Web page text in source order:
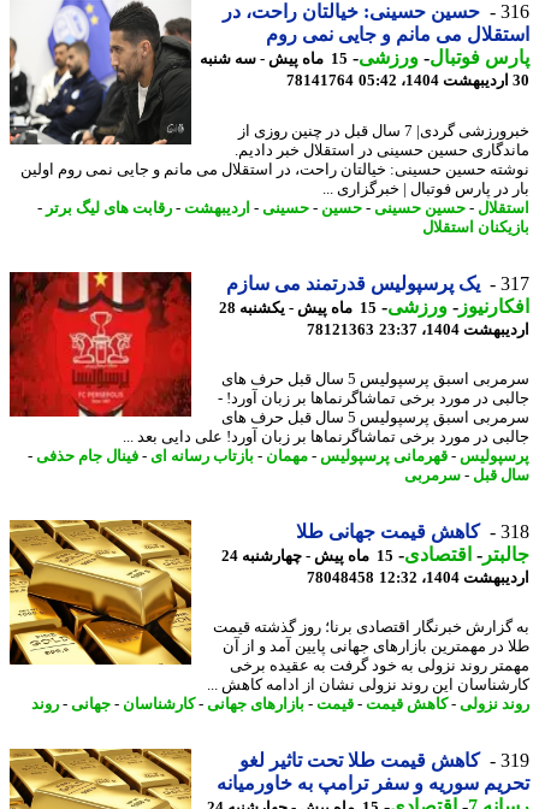
حسین حسینی: خیالتان راحت، در
می مانم و جایی نمی روم
فوتبال-ورزشی-
15 ماه پیش - سه شنبه
78141764
خبرورزشی گردی| 7 سال قبل در چنین روزی از
حسین حسینی در استقلال خبر دادیم.
حسین حسینی: خیالتان راحت، در استقلال می مانم و جایی نمی روم اولین
در پارس فوتبال | خبرگزاری ...
-حسین حسینی-حسین-حسینی-اردیبهشت-رقابت های لیگ برتر -
استقلال
یک پرسپولیس قدرتمند می سازم
-ورزشی-
15 ماه پیش - یکشنبه 28
1404، 23:37
78121363
سرمربی اسبق پرسپولیس 5 سال قبل حرف های
در مورد برخی تماشاگرنماها بر زبان آورد! -
سرمربی اسبق پرسپولیس 5 سال قبل حرف های
در مورد برخی تماشاگرنماها بر زبان آورد! علی دایی بعد ...
-قهرمانی پرسپولیس-مهمان-بازتاب رسانه ای- فینال جام حذفی-
قبل -سرمربی
کاهش قیمت جهانی طلا
-اقتصادی-
15 ماه پیش - چهارشنبه 24
1404، 12:32
78048458
خبرنگار اقتصادی برنا؛ روز گذشته قیمت
در مهمترین بازارهای جهانی پایین آمد و از آن
روند نزولی به خود گرفت به عقیده برخی
این روند نزولی نشان از ادامه کاهش ...
نزولی -کاهش قیمت-قیمت-بازارهای جهانی-کارشناسان-جهانی-روند
کاهش قیمت طلا تحت تاثیر لغو
سوریه و سفر ترامپ به خاورمیانه